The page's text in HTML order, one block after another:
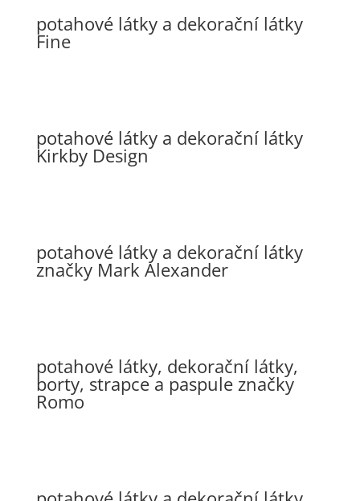
potahové látky a dekorační látky
Fine
potahové látky a dekorační látky
Kirkby Design
potahové látky a dekorační látky
značky Mark Alexander
potahové látky, dekorační látky,
borty, strapce a paspule značky
Romo